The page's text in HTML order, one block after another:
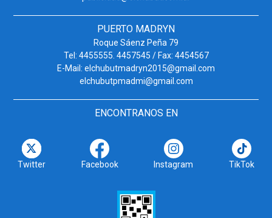
PUERTO MADRYN
Roque Sáenz Peña 79
Tel: 4455555. 4457545 / Fax: 4454567
E-Mail: elchubutmadryn2015@gmail.com
elchubutpmadmi@gmail.com
ENCONTRANOS EN
Twitter Facebook Instagram TikTok